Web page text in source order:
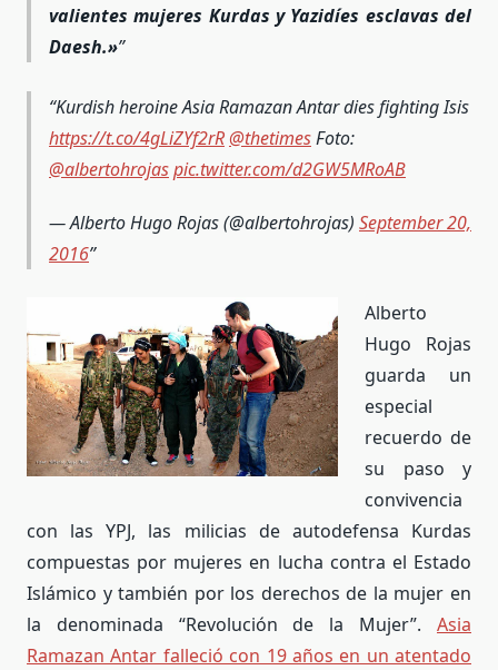
valientes mujeres Kurdas y Yazidíes esclavas del
Daesh.»
Kurdish heroine Asia Ramazan Antar dies fighting Isis
https://t.co/4gLiZYf2rR@thetimesFoto:
@albertohrojaspic.twitter.com/d2GW5MRoAB
— Alberto Hugo Rojas (@albertohrojas) September 20,
2016
Alberto
Hugo Rojas
guarda un
especial
recuerdo de
su paso y
convivencia
con las YPJ, las milicias de autodefensa Kurdas
compuestas por mujeres en lucha contra el Estado
Islámico y también por los derechos de la mujer en
la denominada “Revolución de la Mujer”. Asia
Ramazan Antar falleció con 19 años en un atentado